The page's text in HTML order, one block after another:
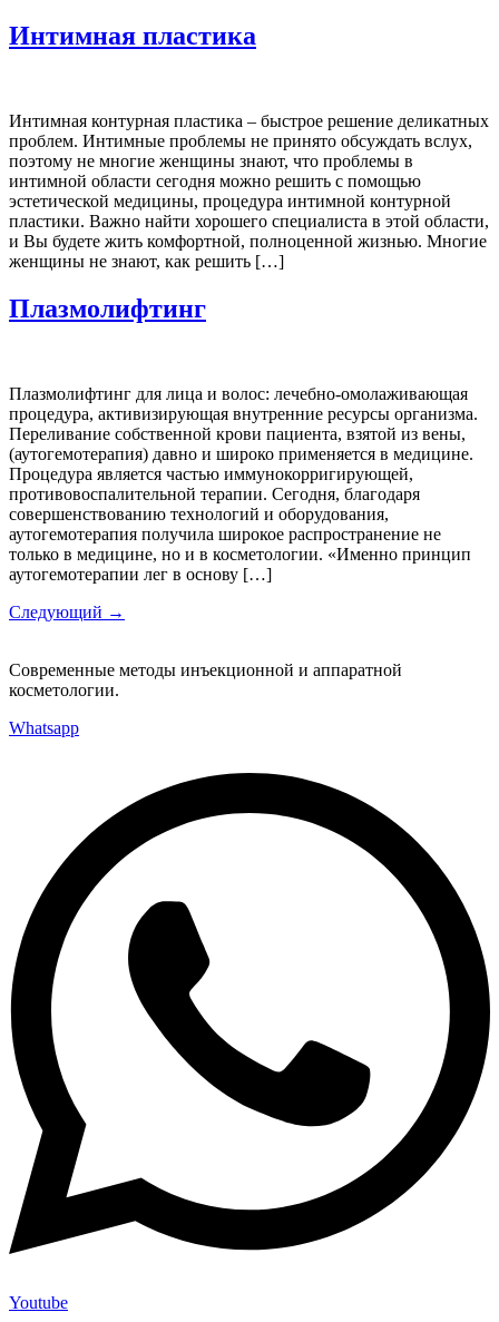
Интимная пластика
Интимная контурная пластика – быстрое решение деликатных
проблем. Интимные проблемы не принято обсуждать вслух,
поэтому не многие женщины знают, что проблемы в
интимной области сегодня можно решить с помощью
эстетической медицины, процедура интимной контурной
пластики. Важно найти хорошего специалиста в этой области,
и Вы будете жить комфортной, полноценной жизнью. Многие
женщины не знают, как решить […]
Плазмолифтинг
Плазмолифтинг для лица и волос: лечебно-омолаживающая
процедура, активизирующая внутренние ресурсы организма.
Переливание собственной крови пациента, взятой из вены,
(аутогемотерапия) давно и широко применяется в медицине.
Процедура является частью иммунокорригирующей,
противовоспалительной терапии. Сегодня, благодаря
совершенствованию технологий и оборудования,
аутогемотерапия получила широкое распространение не
только в медицине, но и в косметологии. «Именно принцип
аутогемотерапии лег в основу […]
Следующий →
Современные методы инъекционной и аппаратной
косметологии.
Whatsapp
Youtube